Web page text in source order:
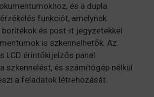
és a dupla
funkciót, amelynek
és post-it jegyzetekkel
is szkennelhetők. Az
LCD érintőkijelzős panel
szkennelést, és számítógép nélkül
a feladatok létrehozását.